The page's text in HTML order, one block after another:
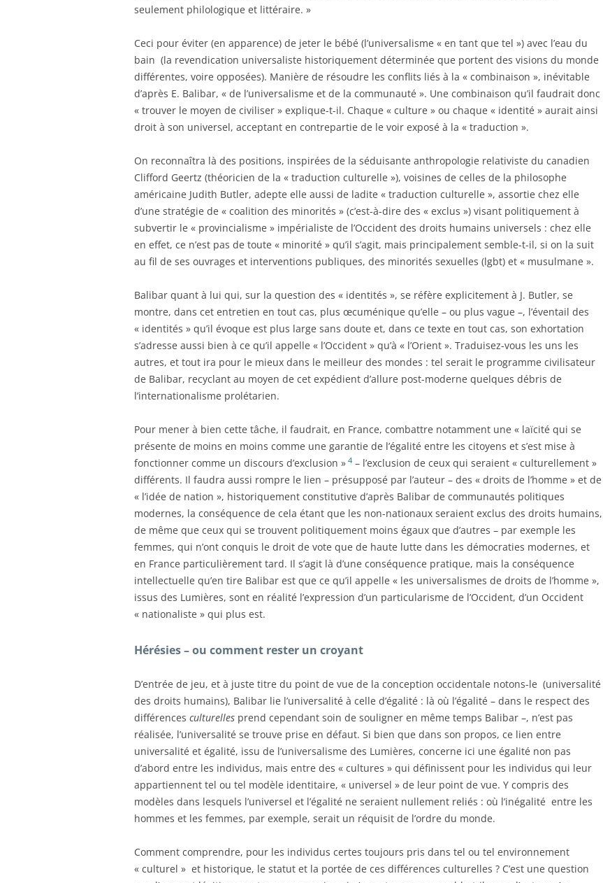
seulement philologique et littéraire. »
Ceci pour éviter (en apparence) de jeter le bébé (l’universalisme « en tant que tel ») avec l’eau du
bain (la revendication universaliste historiquement déterminée que portent des visions du monde
différentes, voire opposées). Manière de résoudre les conflits liés à la « combinaison », inévitable
d’après E. Balibar, « de l’universalisme et de la communauté ». Une combinaison qu’il faudrait donc
« trouver le moyen de civiliser » explique-t-il. Chaque « culture » ou chaque « identité » aurait ainsi
droit à son universel, acceptant en contrepartie de le voir exposé à la « traduction ».
On reconnaîtra là des positions, inspirées de la séduisante anthropologie relativiste du canadien
Clifford Geertz (théoricien de la « traduction culturelle »), voisines de celles de la philosophe
américaine Judith Butler, adepte elle aussi de ladite « traduction culturelle », assortie chez elle
d’une stratégie de « coalition des minorités » (c’est-à-dire des « exclus ») visant politiquement à
subvertir le « provincialisme » impérialiste de l’Occident des droits humains universels : chez elle
en effet, ce n’est pas de toute « minorité » qu’il s’agit, mais principalement semble-t-il, si on la suit
au fil de ses ouvrages et interventions publiques, des minorités sexuelles (lgbt) et « musulmane ».
Balibar quant à lui qui, sur la question des « identités », se réfère explicitement à J. Butler, se
montre, dans cet entretien en tout cas, plus œcuménique qu’elle – ou plus vague –, l’éventail des
« identités » qu’il évoque est plus large sans doute et, dans ce texte en tout cas, son exhortation
s’adresse aussi bien à ce qu’il appelle « l’Occident » qu’à « l’Orient ». Traduisez-vous les uns les
autres, et tout ira pour le mieux dans le meilleur des mondes : tel serait le programme civilisateur
de Balibar, recyclant au moyen de cet expédient d’allure post-moderne quelques débris de
l’internationalisme prolétarien.
Pour mener à bien cette tâche, il faudrait, en France, combattre notamment une « laïcité qui se
présente de moins en moins comme une garantie de l’égalité entre les citoyens et s’est mise à
fonctionner comme un discours d’exclusion » 4 – l’exclusion de ceux qui seraient « culturellement »
différents. Il faudra aussi rompre le lien – présupposé par l’auteur – des « droits de l’homme » et de
« l’idée de nation », historiquement constitutive d’après Balibar de communautés politiques
modernes, la conséquence de cela étant que les non-nationaux seraient exclus des droits humains,
de même que ceux qui se trouvent politiquement moins égaux que d’autres – par exemple les
femmes, qui n’ont conquis le droit de vote que de haute lutte dans les démocraties modernes, et
en France particulièrement tard. Il s’agit là d’une conséquence pratique, mais la conséquence
intellectuelle qu’en tire Balibar est que ce qu’il appelle « les universalismes de droits de l’homme »,
issus des Lumières, sont en réalité l’expression d’un particularisme de l’Occident, d’un Occident
« nationaliste » qui plus est.
Hérésies – ou comment rester un croyant
D’entrée de jeu, et à juste titre du point de vue de la conception occidentale notons-le (universalité
des droits humains), Balibar lie l’universalité à celle d’égalité : là où l’égalité – dans le respect des
différences culturelles prend cependant soin de souligner en même temps Balibar –, n’est pas
réalisée, l’universalité se trouve prise en défaut. Si bien que dans son propos, ce lien entre
universalité et égalité, issu de l’universalisme des Lumières, concerne ici une égalité non pas
d’abord entre les individus, mais entre des « cultures » qui définissent pour les individus qui leur
appartiennent tel ou tel modèle identitaire, « universel » de leur point de vue. Y compris des
modèles dans lesquels l’universel et l’égalité ne seraient nullement reliés : où l’inégalité entre les
hommes et les femmes, par exemple, serait un réquisit de l’ordre du monde.
Comment comprendre, pour les individus certes toujours pris dans tel ou tel environnement
« culturel » et historique, le statut et la portée de ces différences culturelles ? C’est une question